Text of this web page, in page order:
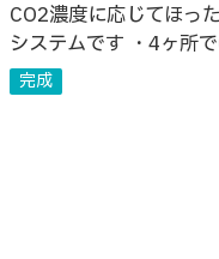
CO2濃度に応じてほっ
システムです ・4ヶ所
キッチンの換気扇を自
リスク低減を同時に実現
完成